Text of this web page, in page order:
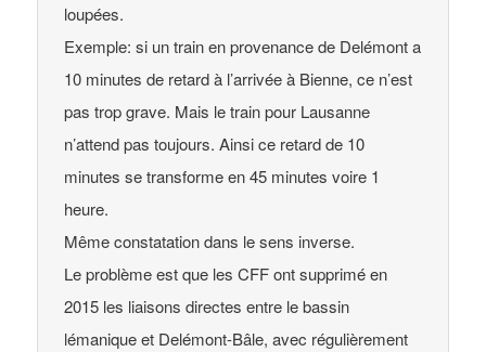
loupées.
Exemple: si un train en provenance de Delémont a
10 minutes de retard à l’arrivée à Bienne, ce n’est
pas trop grave. Mais le train pour Lausanne
n’attend pas toujours. Ainsi ce retard de 10
minutes se transforme en 45 minutes voire 1
heure.
Même constatation dans le sens inverse.
Le problème est que les CFF ont supprimé en
2015 les liaisons directes entre le bassin
lémanique et Delémont-Bâle, avec régulièrement